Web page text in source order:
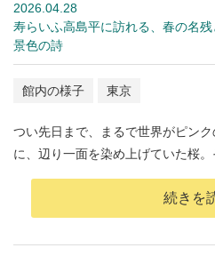
2026.04.28
寿らいふ高島平に訪れる、春の名
景色の詩
館内の様子 東京
つい先日まで、まるで世界がピン
に、辺り一面を染め上げていた桜。
続きを